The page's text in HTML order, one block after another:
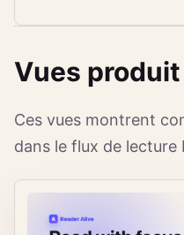
Vues produit
Ces vues montrent
dans le flux de lecture